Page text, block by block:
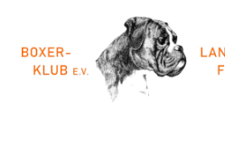
springen